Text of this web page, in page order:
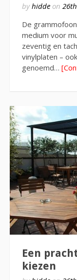
byhidde on
De
medium voor
zeventig en
vinylplaten –
genoemd…
Een
kiezen